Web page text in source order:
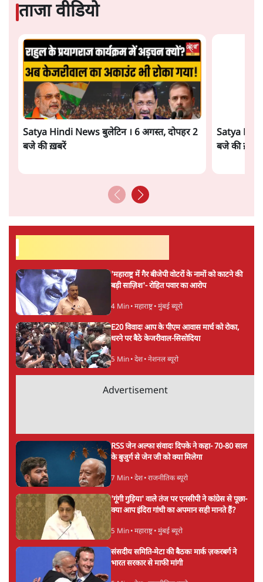
ताजा वीडियो
Satya Hindi News बुलेटिन । 6 अगस्त, दोपहर 2
बजे की ख़बरें
Satya
बजे की ख़बरें
'महाराष्ट्र में गैर बीजेपी वोटरों के नामों को काटने की
बड़ी साज़िश'- रोहित पवार का आरोप
4 Min• महाराष्ट्र• मुंबई ब्यूरो
E20 विवादः आप के पीएम आवास मार्च को रोका,
धरने पर बैठे केजरीवाल-सिसोदिया
5 Min• देश• नेशनल ब्यूरो
Advertisement
RSS जेन अल्फा संवादः दिपके ने कहा- 70-80 साल
के बुजुर्ग से जेन जी को क्या मिलेगा
7 Min• देश• राजनीतिक ब्यूरो
'गूंगी गुड़िया' वाले तंज पर एनसीपी ने कांग्रेस से पूछा-
क्या आप इंदिरा गांधी का अपमान सही मानते हैं?
5 Min• महाराष्ट्र• मुंबई ब्यूरो
संसदीय समिति-मेटा की बैठकः मार्क ज़करबर्ग ने
भारत सरकार से माफी मांगी